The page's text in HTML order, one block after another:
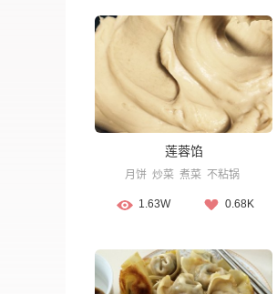
莲蓉馅
月饼 炒菜 煮菜 不粘锅
1.63W 0.68K